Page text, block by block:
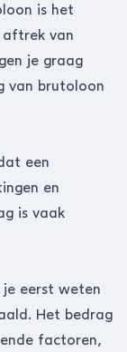
is het
aftrek van
je graag
van brutoloon
een
en
is vaak
eerst weten
Het bedrag
factoren,